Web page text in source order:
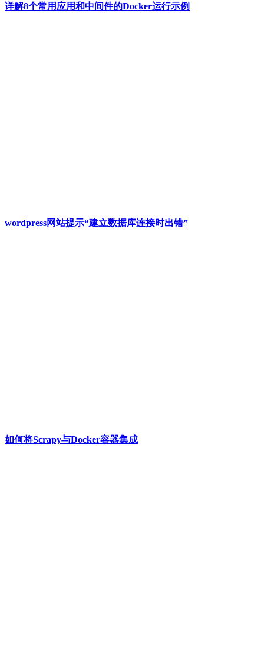
详解8个常用应用和中间件的Docker运行示例
wordpress网站提示“建立数据库连接时出错”
如何将Scrapy与Docker容器集成